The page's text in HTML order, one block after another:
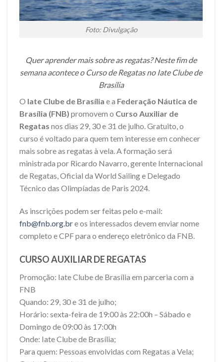
Foto: Divulgação
Quer aprender mais sobre as regatas? Neste fim de
semana acontece o Curso de Regatas no Iate Clube de
Brasília
O Iate Clube de Brasília e a Federação Náutica de
Brasília (FNB) promovem o Curso Auxiliar de
Regatas nos dias 29, 30 e 31 de julho. Gratuito, o
curso é voltado para quem tem interesse em conhecer
mais sobre as regatas à vela. A formação será
ministrada por Ricardo Navarro, gerente Internacional
de Regatas, Oficial da World Sailing e Delegado
Técnico das Olimpíadas de Paris 2024.
As inscrições podem ser feitas pelo e-mail:
fnb@fnb.org.bre os interessados devem enviar nome
completo e CPF para o endereço eletrônico da FNB.
CURSO AUXILIAR DE REGATAS
Promoção: Iate Clube de Brasília em parceria com a
FNB
Quando: 29, 30 e 31 de julho;
Horário: sexta-feira de 19:00 às 22:00h – Sábado e
Domingo de 09:00 às 17:00h
Onde: Iate Clube de Brasília;
Para quem: Pessoas envolvidas com Regatas a Vela;